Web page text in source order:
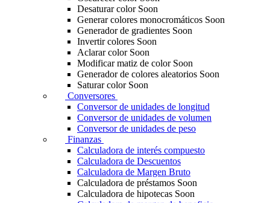
Desaturar color Soon
Generar colores monocromáticos Soon
Generador de gradientes Soon
Invertir colores Soon
Aclarar color Soon
Modificar matiz de color Soon
Generador de colores aleatorios Soon
Saturar color Soon
Conversores
Conversor de unidades de longitud
Conversor de unidades de volumen
Conversor de unidades de peso
Finanzas
Calculadora de interés compuesto
Calculadora de Descuentos
Calculadora de Margen Bruto
Calculadora de préstamos Soon
Calculadora de hipotecas Soon